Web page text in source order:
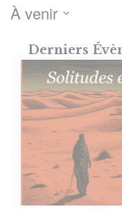
À venir
Derniers